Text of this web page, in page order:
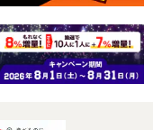
い。